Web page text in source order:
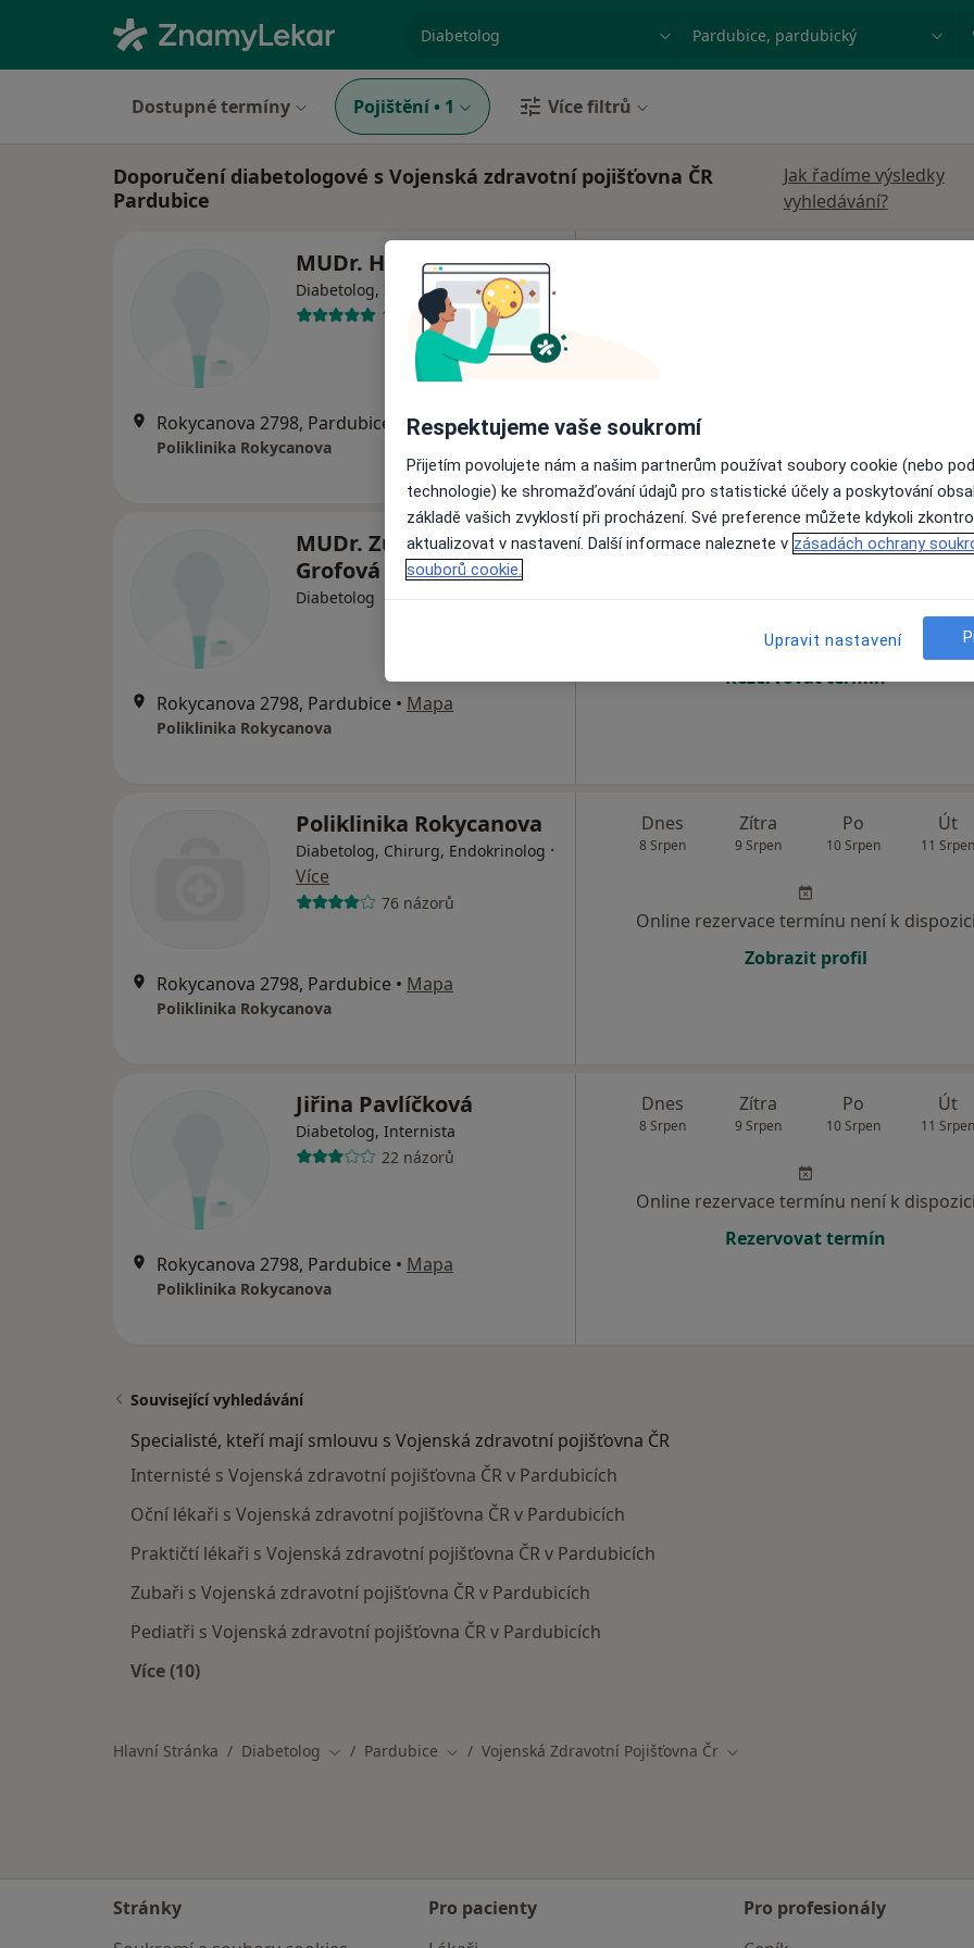
Dostupné termíny Pojištění • 1 Více filtrů
Doporučení diabetologové s Vojenská zdravotní pojišťovna ČR
Pardubice
Jak řadíme výsledky
vyhledávání?
MUDr. Hana Tyčová
Diabetolog, Internista
15 názorů
Rokycanova 2798, Pardubice Mapa
Poliklinika Rokycanova
MUDr. Zuzana Kala
Grofová
Diabetolog
Rokycanova 2798, Pardubice • Mapa
Poliklinika Rokycanova
Dnes Zítra Po Út
Online rezervace termínu není k
Rezervovat termín
Poliklinika Rokycanova
Diabetolog, Chirurg, Endokrinolog ·
Více
76 názorů
Rokycanova 2798, Pardubice • Mapa
Poliklinika Rokycanova
Dnes
8 Srpen
Zítra
9 Srpen
Po
10 Srpen
Út
11 Srpen
Online rezervace termínu není k dispozici
Zobrazit profil
Jiřina Pavlíčková
Diabetolog, Internista
22 názorů
Rokycanova 2798, Pardubice • Mapa
Poliklinika Rokycanova
Dnes
8 Srpen
Zítra
9 Srpen
Po
10 Srpen
Út
11 Srpen
Online rezervace termínu není k dispozici
Rezervovat termín
Související vyhledávání
Specialisté, kteří mají smlouvu s Vojenská zdravotní pojišťovna ČR
Internisté s Vojenská zdravotní pojišťovna ČR v Pardubicích
Oční lékaři s Vojenská zdravotní pojišťovna ČR v Pardubicích
Praktičtí lékaři s Vojenská zdravotní pojišťovna ČR v Pardubicích
Zubaři s Vojenská zdravotní pojišťovna ČR v Pardubicích
Pediatři s Vojenská zdravotní pojišťovna ČR v Pardubicích
Více (10)
Hlavní Stránka Diabetolog Změna města
Pardubice Změna města
Vojenská Zdravotní Pojišťovna Čr Změna města
Stránky
Pro pacienty
Pro profesionály
Respektujeme vaše soukromí
Přijetím povolujete nám a našim partnerům používat soubory cookie (nebo
technologie) ke shromažďování údajů pro statistické účely a poskytování
základě vašich zvyklostí při procházení. Své preference můžete kdykoli
aktualizovat v nastavení. Další informace naleznete v zásadách ochrany
souborů cookie.
Upravit nastavení